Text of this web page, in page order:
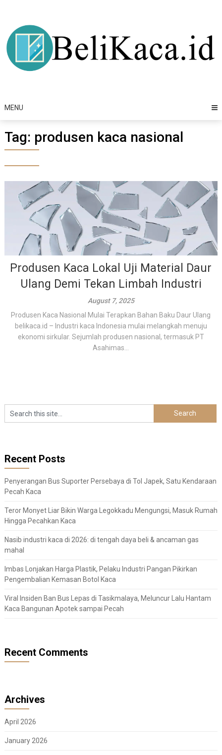
content
MENU
Tag: produsen kaca nasional
Produsen Kaca Lokal Uji Material Daur
Ulang Demi Tekan Limbah Industri
August 7, 2025
Produsen Kaca Nasional Mulai Terapkan Bahan Baku Daur Ulang
belikaca.id – Industri kaca Indonesia mulai melangkah menuju
ekonomi sirkular. Sejumlah produsen nasional, termasuk PT
Asahimas...
Recent Posts
Penyerangan Bus Suporter Persebaya di Tol Japek, Satu Kendaraan
Pecah Kaca
Teror Monyet Liar Bikin Warga Legokkadu Mengungsi, Masuk Rumah
Hingga Pecahkan Kaca
Nasib industri kaca di 2026: di tengah daya beli & ancaman gas
mahal
Imbas Lonjakan Harga Plastik, Pelaku Industri Pangan Pikirkan
Pengembalian Kemasan Botol Kaca
Viral Insiden Ban Bus Lepas di Tasikmalaya, Meluncur Lalu Hantam
Kaca Bangunan Apotek sampai Pecah
Recent Comments
Archives
April 2026
January 2026